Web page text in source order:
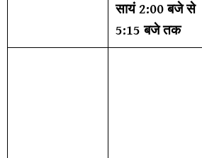
सायं 2:00 बजे से
5:15 बजे तक